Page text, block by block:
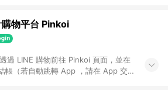
物平台 Pinkoi
過 LINE 購物前往 Pinkoi 頁面，並在
帳（若自動跳轉 App ，請在 App 交